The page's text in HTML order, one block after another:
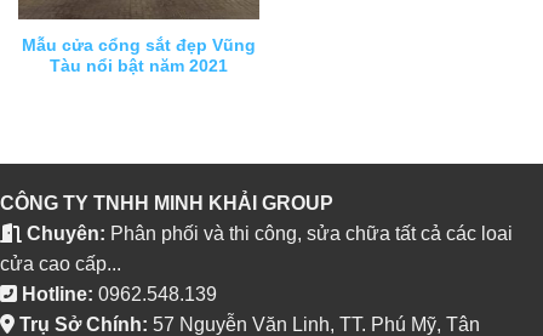
Mẫu cửa cổng sắt đẹp Vũng
Tàu nổi bật năm 2021
CÔNG TY TNHH MINH KHẢI GROUP
Chuyên: Phân phối và thi công, sửa chữa tất cả các loai
cửa cao cấp...
Hotline: 0962.548.139
Trụ Sở Chính: 57 Nguyễn Văn Linh, TT. Phú Mỹ, Tân